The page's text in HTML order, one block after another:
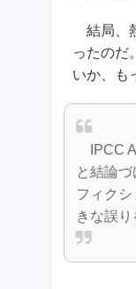
結局、
ったのだ
いか、も
IPCC
と結論
フィク
きな誤